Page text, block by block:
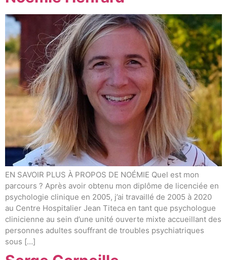
EN SAVOIR PLUS À PROPOS DE NOÉMIE Quel est mon
parcours ? Après avoir obtenu mon diplôme de licenciée en
psychologie clinique en 2005, j’ai travaillé de 2005 à 2020
au Centre Hospitalier Jean Titeca en tant que psychologue
clinicienne au sein d’une unité ouverte mixte accueillant des
personnes adultes souffrant de troubles psychiatriques
sous […]